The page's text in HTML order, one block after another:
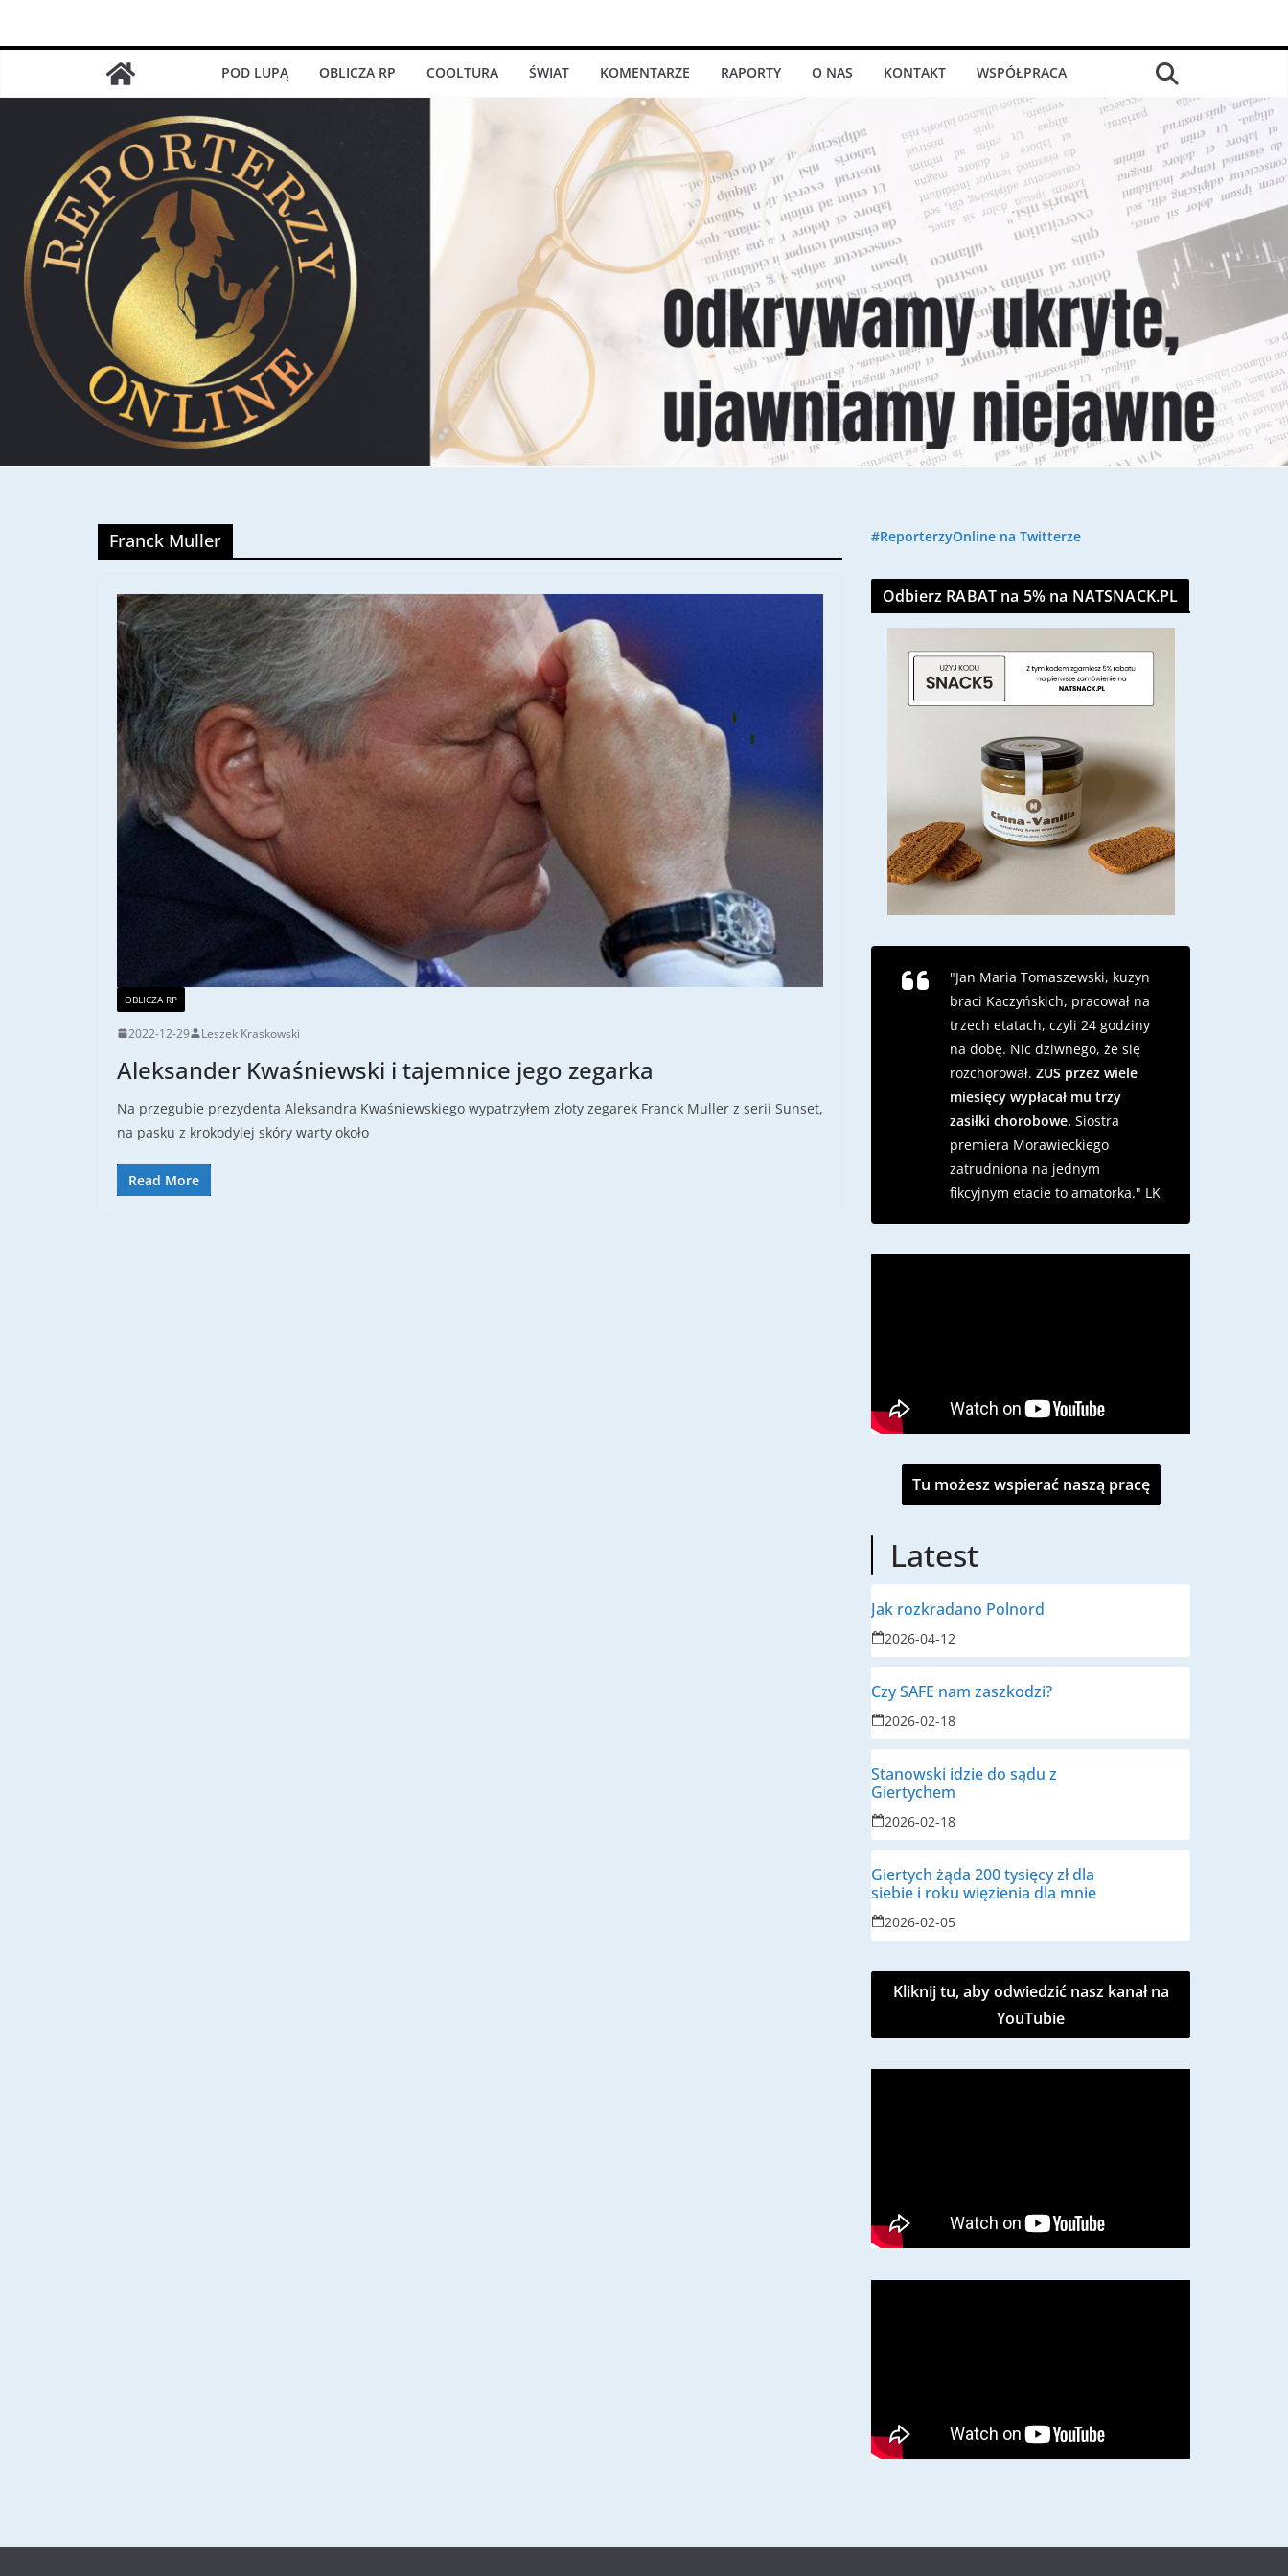
POD LUPĄ OBLICZA RP COOLTURA ŚWIAT KOMENTARZE RAPORTY O NAS KONTAKT WSPÓŁPRACA
Franck Muller
OBLICZA RP
2022-12-29 Leszek Kraskowski
Aleksander Kwaśniewski i tajemnice jego zegarka
Na przegubie prezydenta Aleksandra Kwaśniewskiego wypatrzyłem złoty zegarek Franck Muller z serii Sunset,
na pasku z krokodylej skóry warty około
Read More
#ReporterzyOnline na Twitterze
Odbierz RABAT na 5% na NATSNACK.PL
"Jan Maria Tomaszewski, kuzyn
braci Kaczyńskich, pracował na
trzech etatach, czyli 24 godziny
na dobę. Nic dziwnego, że się
rozchorował. ZUS przez wiele
miesięcy wypłacał mu trzy
zasiłki chorobowe. Siostra
premiera Morawieckiego
zatrudniona na jednym
fikcyjnym etacie to amatorka." LK
Tu możesz wspierać naszą pracę
Latest
Jak rozkradano Polnord
2026-04-12
Czy SAFE nam zaszkodzi?
2026-02-18
Stanowski idzie do sądu z
Giertychem
2026-02-18
Giertych żąda 200 tysięcy zł dla
siebie i roku więzienia dla mnie
2026-02-05
Kliknij tu, aby odwiedzić nasz kanał na
YouTubie